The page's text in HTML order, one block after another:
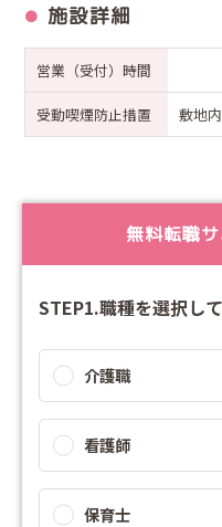
施設詳細
営業（受付）時間
受動喫煙防止措置 敷地
無料転職
STEP1.職種を選択し
介護職
看護師
保育士